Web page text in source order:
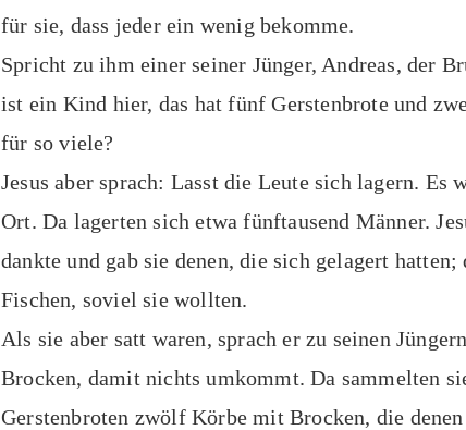
für sie, dass jeder ein wenig bekomme.
Spricht zu ihm einer seiner Jünger, Andreas, der
ist ein Kind hier, das hat fünf Gerstenbrote und
für so viele?
Jesus aber sprach: Lasst die Leute sich lagern. Es
Ort. Da lagerten sich etwa fünftausend Männer.
dankte und gab sie denen, die sich gelagert hatten;
Fischen, soviel sie wollten.
Als sie aber satt waren, sprach er zu seinen
Brocken, damit nichts umkommt. Da sammelten
Gerstenbroten zwölf Körbe mit Brocken, die